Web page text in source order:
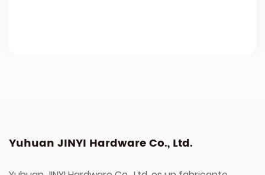
Yuhuan JINYI Hardware Co., Ltd.